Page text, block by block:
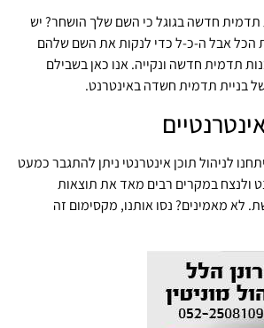
תדמית חדשה בגוגל כי השם שלך הושחר? יש
הכל אבל ה-כ-ל כדי לנקות את השם שלהם
תדמית חדשה ונקייה. אנו כאן בשבילם
של בניית תדמית חשדה באינטרנט.
לניהול תוכן אינטרנטי ניתן להתגבר כמעט
ולנצח במקרים רבים מאד את תוצאות
לא מאמינים? נסו אותנו, מקסימום זה